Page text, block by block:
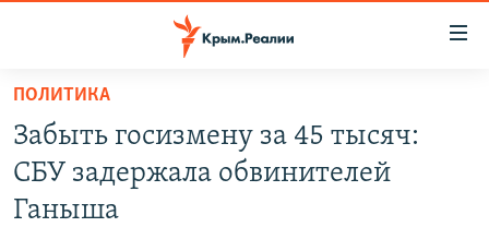
Вернуться
основному
содержанию
Вернутся
НОВОСТИ
ВОДА
ПОЛИТИКА
Забыть госизмену за 45 тысяч:
СБУ задержала обвинителей
Ганыша